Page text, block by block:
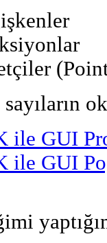
ile GUI
ile GUI